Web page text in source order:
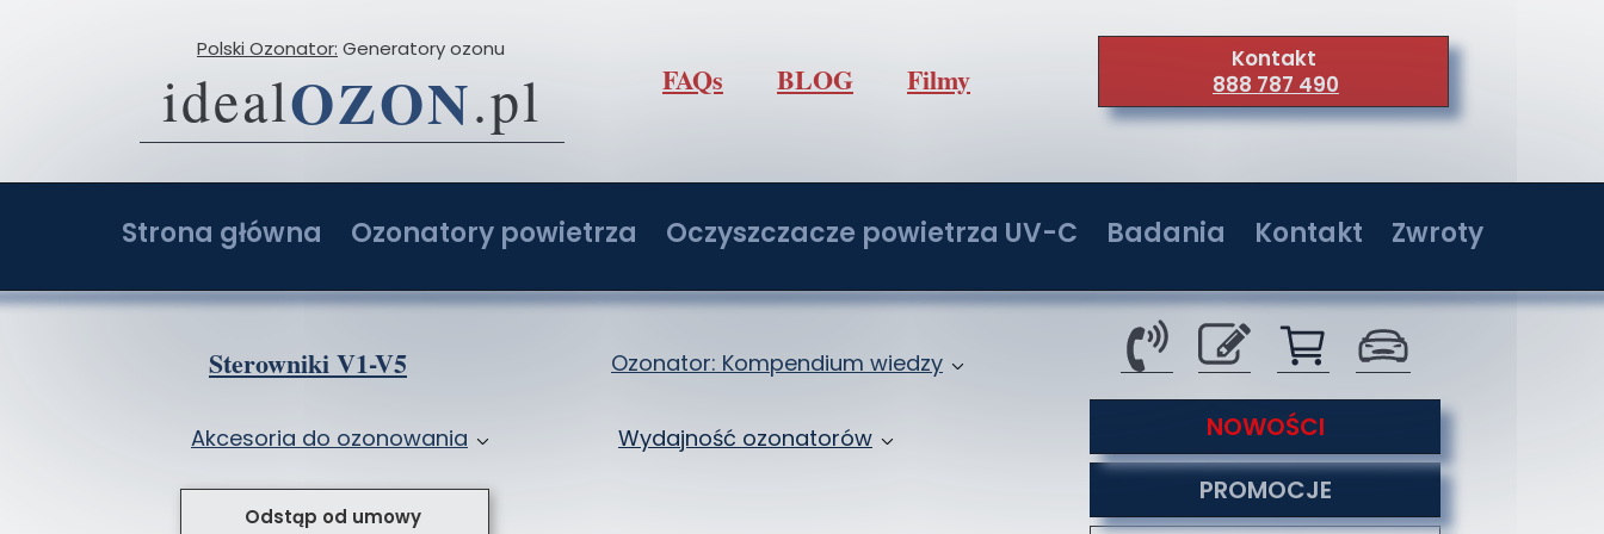
Odstąp od umowy
Strona główna
O firmie
Ozonatory z AI: Ranking i opinie
Ozonatory powietrza
Ozonator 2-20 g/h z regulacją O3
Ozonator 8-80 g/h z regulacją O3
Ozonator samochodowy
Oczyszczacze powietrza UV-C
Oczyszczacz powietrza IdealUVCPower 36W
Oczyszczacz powietrza IdealUVCPower 72W
Oczyszczacz powietrza IdealUVCPower 108W
Oczyszczacz powietrza IdealUVCPower 144W
Badania
Badania w jednostkach akredytowanych
Kontakt
Kontakt
Serwis
O nas
Co nas wyróżnia
Formy płatności
Zwroty
NOWOŚCI
PROMOCJE
Kontakt
888 787 490
Akcesoria do ozonowania
Przystawki do ozonatorów
Ozonator: Kompendium wiedzy
Wydajność ozonatorów
FAQs BLOG Filmy
idealOZON.pl
Polski Ozonator: Generatory ozonu
Sterowniki V1-V5